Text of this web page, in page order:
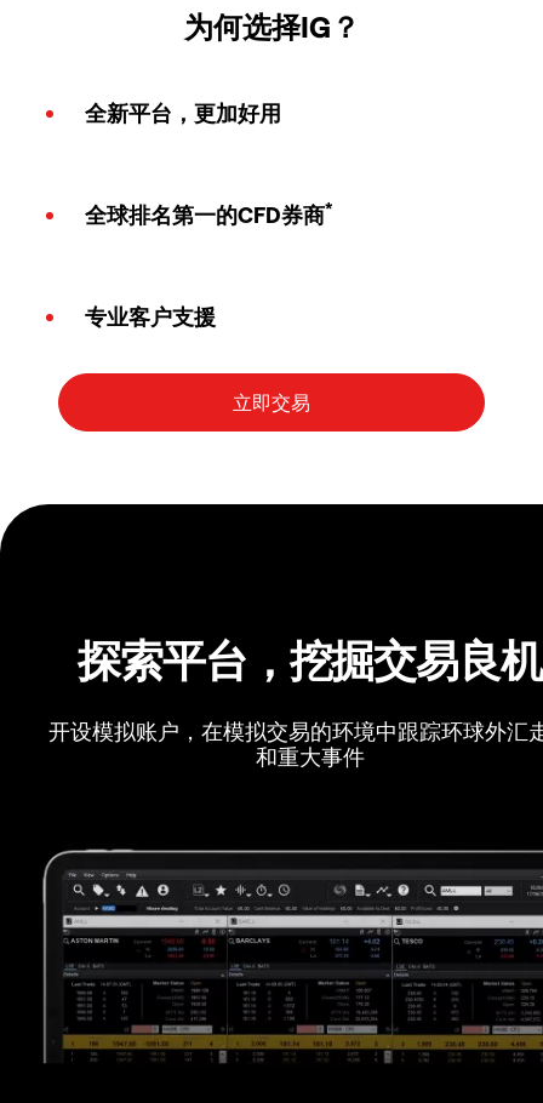
为何选择IG？
全新平台，更加好用
全球排名第一的CFD券商*
专业客户支援
探索平台，挖掘交易良机
开设模拟账户，在模拟交易的环境中跟踪环球外汇
和重大事件